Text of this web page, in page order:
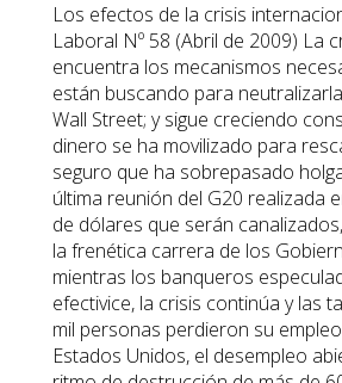
Los efectos de la crisis
Laboral Nº 58 (Abril de 2009) La
encuentra los mecanismos
están buscando para
Wall Street; y sigue creciendo
dinero se ha movilizado para
seguro que ha sobrepasado
última reunión del G20 realizada
de dólares que serán
la frenética carrera de los
mientras los banqueros
efectivice, la crisis continúa y las
mil personas perdieron su
Estados Unidos, el desempleo